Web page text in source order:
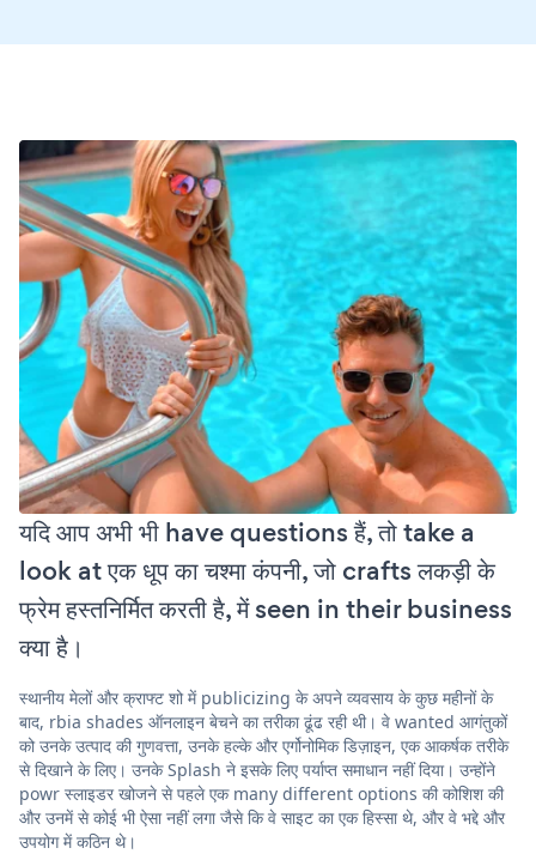
यदि आप अभी भी have questions हैं, तो take a
look at एक धूप का चश्मा कंपनी, जो crafts लकड़ी के
फ्रेम हस्तनिर्मित करती है, में seen in their business
क्या है।
स्थानीय मेलों और क्राफ्ट शो में publicizing के अपने व्यवसाय के कुछ महीनों के
बाद, rbia shades ऑनलाइन बेचने का तरीका ढूंढ रही थी। वे wanted आगंतुकों
को उनके उत्पाद की गुणवत्ता, उनके हल्के और एर्गोनोमिक डिज़ाइन, एक आकर्षक तरीके
से दिखाने के लिए। उनके Splash ने इसके लिए पर्याप्त समाधान नहीं दिया। उन्होंने
powr स्लाइडर खोजने से पहले एक many different options की कोशिश की
और उनमें से कोई भी ऐसा नहीं लगा जैसे कि वे साइट का एक हिस्सा थे, और वे भद्दे और
उपयोग में कठिन थे।